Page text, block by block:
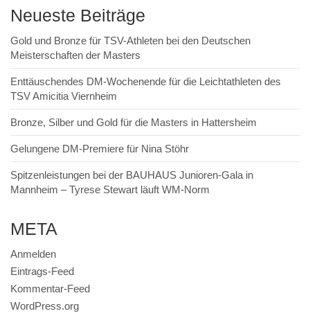
Neueste Beiträge
Gold und Bronze für TSV-Athleten bei den Deutschen
Meisterschaften der Masters
Enttäuschendes DM-Wochenende für die Leichtathleten des
TSV Amicitia Viernheim
Bronze, Silber und Gold für die Masters in Hattersheim
Gelungene DM-Premiere für Nina Stöhr
Spitzenleistungen bei der BAUHAUS Junioren-Gala in
Mannheim – Tyrese Stewart läuft WM-Norm
META
Anmelden
Eintrags-Feed
Kommentar-Feed
WordPress.org